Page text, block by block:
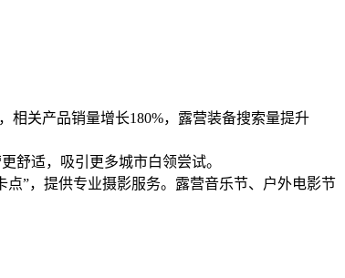
相关产品销量增长180%，露营装备搜索量提升
舒适，吸引更多城市白领尝试。
”，提供专业摄影服务。露营音乐节、户外电影节